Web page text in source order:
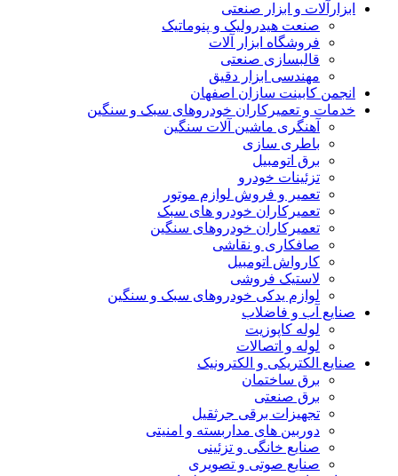
ابزارآلات و ابزار صنعتی
صنعت هیدرولیک و پنوماتیک
فروشگاه ابزار آلات
قالبسازی صنعتی
مهندسی ابزار دقیق
انجمن کابینت سازان اصفهان
خدمات و تعمیرکاران خودروهای سبک و سنگین
آهنگری ماشین آلات سنگین
باطری سازی
برق اتومبیل
تزئینات خودرو
تعمیر و فروش لوازم موتور
تعمیرکاران خودرو های سبک
تعمیرکاران خودروهای سنگین
صافکاری و نقاشی
کارواش اتومبیل
لاستیک فروشی
لوازم یدکی خودروهای سبک و سنگین
صنایع آب و فاضلاب
لوله کاپوزیت
لوله و اتصالات
صنایع الکتریکی و الکترونیک
برق ساختمان
برق صنعتی
تجهیزات برقی جرثقیل
دوربین های مداربسته و امنیتی
صنایع خانگی و تزئینی
صنایع صوتی و تصویری